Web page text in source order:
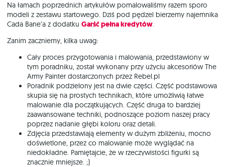
Na łamach poprzednich artykułów pomalowaliśmy razem sporo
modeli z zestawu startowego. Dziś pod pędzel bierzemy najemnika
Cada Bane’a z dodatku Garść pełna kredytów.
Zanim zaczniemy, kilka uwag:
Cały proces przygotowania i malowania, przedstawiony w
tym poradniku, został wykonany przy użyciu akcesoriów The
Army Painter dostarczonych przez Rebel.pl
Poradnik podzielony jest na dwie części. Część podstawowa
skupia się na prostych technikach, które umożliwią łatwe
malowanie dla początkujących. Część druga to bardziej
zaawansowane techniki, podnoszące poziom naszej pracy
poprzez nadanie głębi koloru oraz detali.
Zdjęcia przedstawiają elementy w dużym zbliżeniu, mocno
doświetlone, przez co malowanie może wyglądać na
niedokładne. Pamiętajcie, że w rzeczywistości figurki są
znacznie mniejsze. ;)